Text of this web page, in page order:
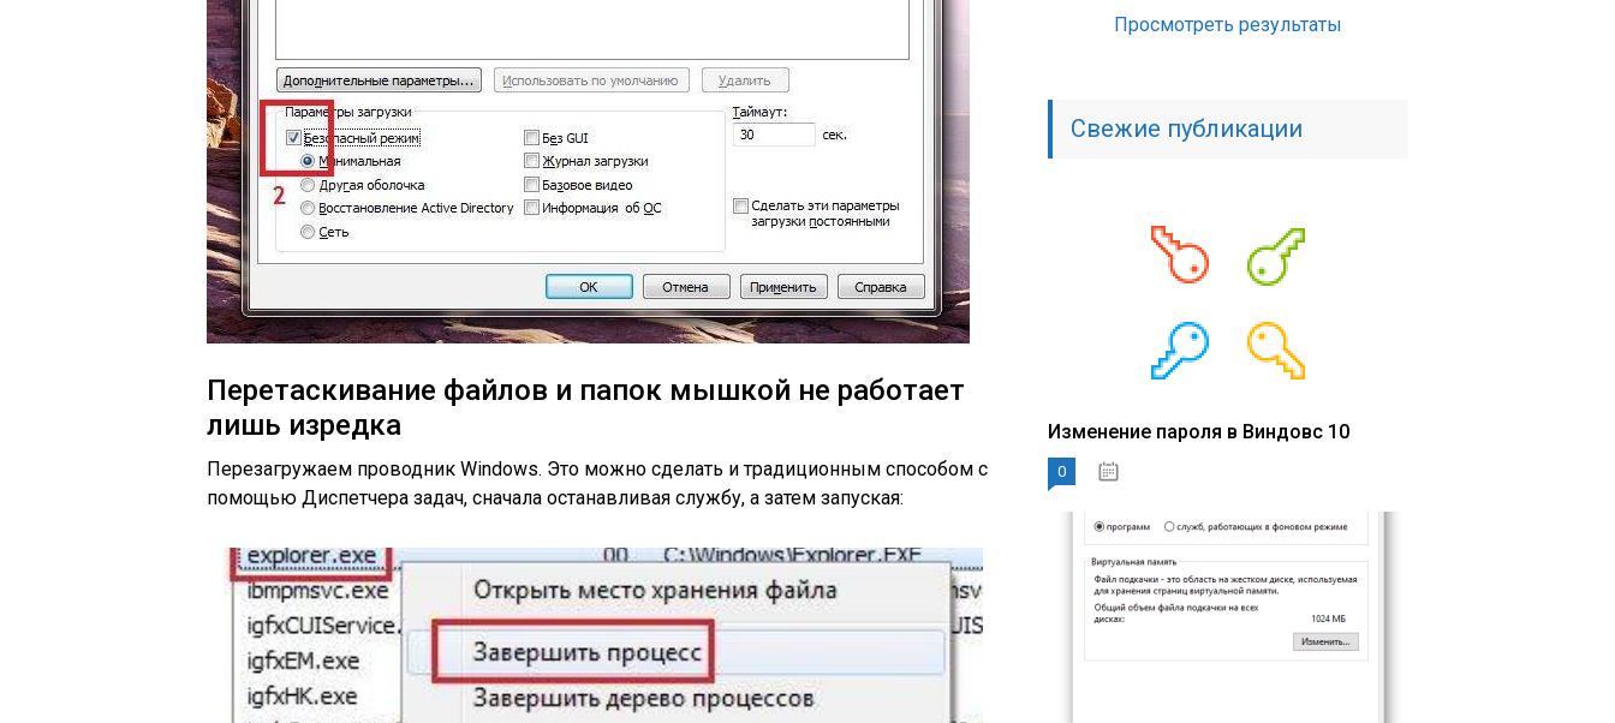
Перетаскивание файлов и папок мышкой не работает
лишь изредка
Перезагружаем проводник Windows. Это можно сделать и традиционным способом с
помощью Диспетчера задач, сначала останавливая службу, а затем запуская:
Просмотреть результаты
Свежие публикации
Изменение пароля в Виндовс 10
0